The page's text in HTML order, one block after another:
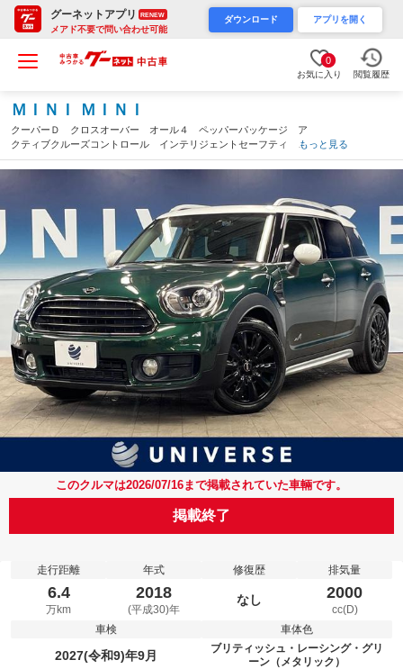
グーネットアプリ RENEW
メアド不要で問い合わせ可能
ダウンロード アプリを開く
0
お気に入り 閲覧履歴
ＭＩＮＩ ＭＩＮＩ
クーパーＤ クロスオーバー オール４ ペッパーパッケージ ア
クティブクルーズコントロール インテリジェントセーフティ 純
正ナビ バックカメラ パークディスタンスコントロール 電動リ
アゲート ＬＥＤヘッドライト シートヒーター（千葉県）
もっと見る
このクルマは2026/07/16まで掲載されていた車輛です。
掲載終了
走行距離
6.4
万km
年式
2018
(平成30)年
修復歴
なし
排気量
2000
cc(D)
車検
2027(令和9)年9月
車体色
ブリティッシュ・レーシング・グリ
ーン（メタリック）